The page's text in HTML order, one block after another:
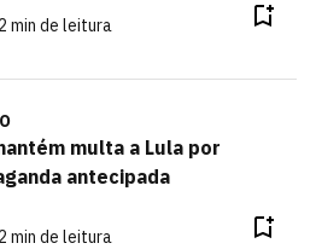
min de leitura
multa a Lula por
antecipada
min de leitura